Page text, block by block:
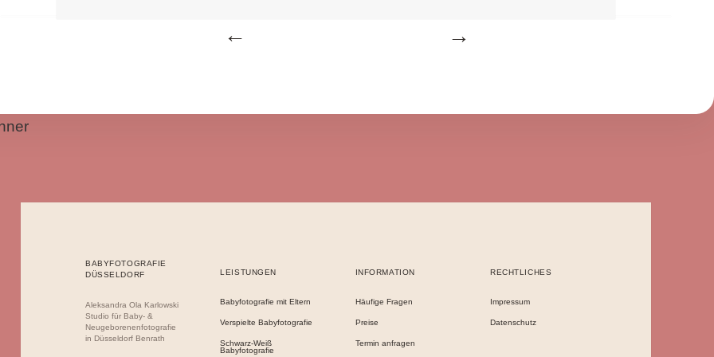
BABYFOTOGRAFIE
DÜSSELDORF
Aleksandra Ola Karlowski
Studio für Baby- &
Neugeborenenfotografie
in Düsseldorf Benrath
LEISTUNGEN
Babyfotografie mit Eltern
Verspielte Babyfotografie
Schwarz-Weiß
Babyfotografie
INFORMATION
Häufige Fragen
Preise
Termin anfragen
RECHTLICHES
Impressum
Datenschutz